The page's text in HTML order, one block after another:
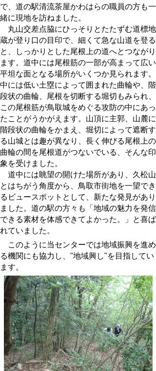
で、道の駅清流茶屋かわはらの職員の方も一
緒に現地を訪ねました。
丸山交差点脇にひっそりとたたずむ道標地
蔵が登り口の目印で、細くて急な山道を登る
と、しっかりとした尾根上の道へとつながり
ます。道中には尾根筋の一部が高まって広い
平坦な面となる場所がいくつか見られます。
中には低い土塁によって囲まれた曲輪や、階
段状の曲輪、尾根を切断する堀切もみられ、
この尾根筋が鳥取城をめぐる攻防の中にあっ
たことがうかがえます。山頂に主郭、山麓に
階段状の曲輪をかまえ、堀切によって遮断す
る山城とは趣が異なり、長く伸びる尾根上の
曲輪の間を尾根道がつないでいる、そんな印
象を受けました。
道中には眺望の開けた場所があり、久松山
とはちがう角度から、鳥取市街地を一望でき
るビュースポットとして、新たな発見があり
ました。道の駅の方々も「地域の魅力を発信
できる素材を体感できてよかった。」と喜ば
れていました。
このように当センターでは地域振興を進め
る機関にも協力し、"地域興し"を目指してい
ます。